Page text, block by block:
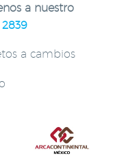
a nuestro
2839
a cambios